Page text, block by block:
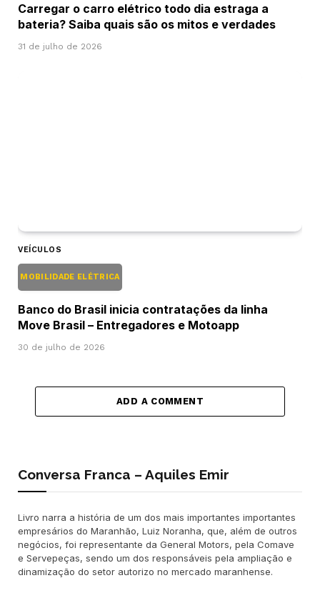
Carregar o carro elétrico todo dia estraga a
bateria? Saiba quais são os mitos e verdades
31 de julho de 2026
VEÍCULOS
MOBILIDADE ELÉTRICA
Banco do Brasil inicia contratações da linha
Move Brasil – Entregadores e Motoapp
30 de julho de 2026
ADD A COMMENT
Conversa Franca – Aquiles Emir
Livro narra a história de um dos mais importantes importantes
empresários do Maranhão, Luiz Noranha, que, além de outros
negócios, foi representante da General Motors, pela Comave
e Servepeças, sendo um dos responsáveis pela ampliação e
dinamização do setor autorizo no mercado maranhense.